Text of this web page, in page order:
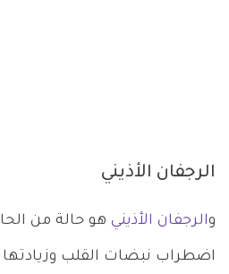
الرجفان الأذيني
والرجفان الأذيني هو حالة من
اضطراب نبضات القلب